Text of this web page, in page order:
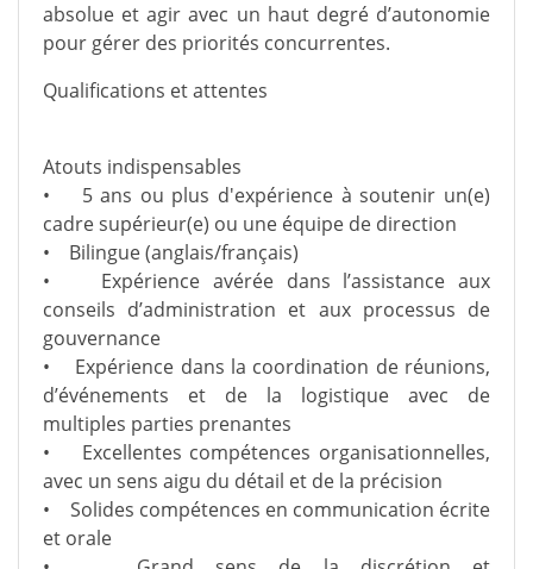
absolue et agir avec un haut degré d’autonomie
pour gérer des priorités concurrentes.
Qualifications et attentes
Atouts indispensables
• 5 ans ou plus d'expérience à soutenir un(e)
cadre supérieur(e) ou une équipe de direction
• Bilingue (anglais/français)
• Expérience avérée dans l’assistance aux
conseils d’administration et aux processus de
gouvernance
• Expérience dans la coordination de réunions,
d’événements et de la logistique avec de
multiples parties prenantes
• Excellentes compétences organisationnelles,
avec un sens aigu du détail et de la précision
• Solides compétences en communication écrite
et orale